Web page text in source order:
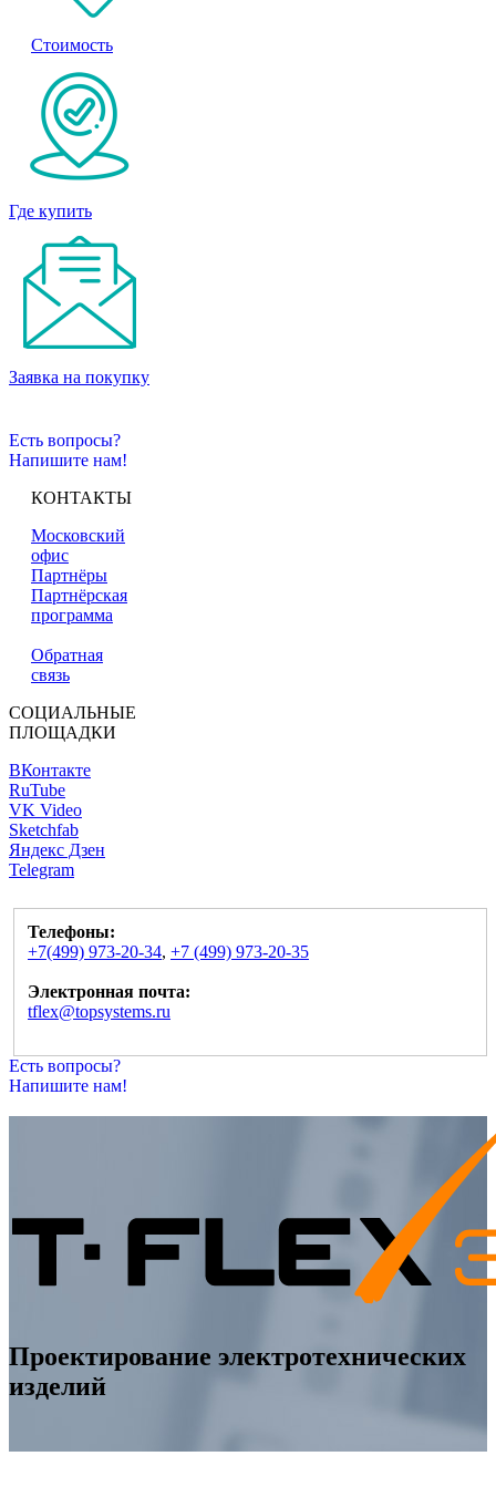
Стоимость
Где купить
Заявка на покупку
Есть вопросы?
Напишите нам!
КОНТАКТЫ
Московский
офис
Партнёры
Партнёрская
программа
Обратная
связь
СОЦИАЛЬНЫЕ
ПЛОЩАДКИ
ВКонтакте
RuTube
VK Video
Sketchfab
Яндекс Дзен
Telegram
Телефоны:
+7(499) 973-20-34, +7 (499) 973-20-35
Электронная почта:
tflex@topsystems.ru
Есть вопросы?
Напишите нам!
Проектирование электротехнических
изделий